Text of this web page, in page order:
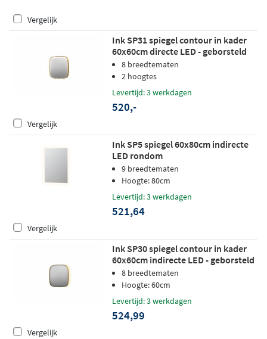
Vergelijk
Ink SP31 spiegel contour in kader
60x60cm directe LED - geborsteld
mat goud
8 breedtematen
2 hoogtes
Levertijd: 3 werkdagen
520,-
Vergelijk
Ink SP5 spiegel 60x80cm indirecte
LED rondom
9 breedtematen
Hoogte: 80cm
Levertijd: 3 werkdagen
521,64
Vergelijk
Ink SP30 spiegel contour in kader
60x60cm indirecte LED - geborsteld
mat goud
8 breedtematen
Hoogte: 60cm
Levertijd: 3 werkdagen
524,99
Vergelijk